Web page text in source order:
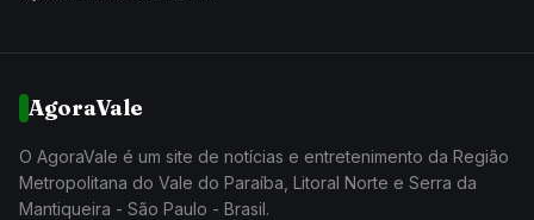
AgoraVale
O AgoraVale é um site de notícias e entretenimento da Região
Metropolitana do Vale do Paraíba, Litoral Norte e Serra da
Mantiqueira - São Paulo - Brasil.